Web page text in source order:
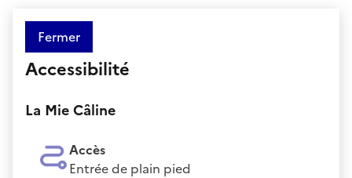
Fermer
Accessibilité
La Mie Câline
Accès
Entrée de plain pied